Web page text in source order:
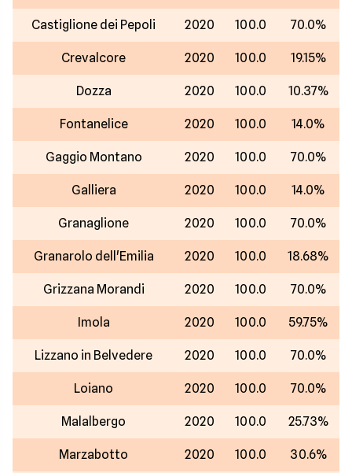
Castiglione dei Pepoli 2020 100.0 70.0%
Crevalcore 2020 100.0 19.15%
Dozza 2020 100.0 10.37%
Fontanelice 2020 100.0 14.0%
Gaggio Montano 2020 100.0 70.0%
Galliera 2020 100.0 14.0%
Granaglione 2020 100.0 70.0%
Granarolo dell'Emilia 2020 100.0 18.68%
Grizzana Morandi 2020 100.0 70.0%
Imola 2020 100.0 59.75%
Lizzano in Belvedere 2020 100.0 70.0%
Loiano 2020 100.0 70.0%
Malalbergo 2020 100.0 25.73%
Marzabotto 2020 100.0 30.6%